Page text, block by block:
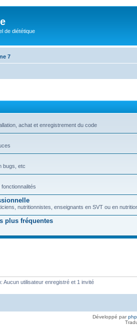
de diététique
7
achat et enregistrement du code
bugs, etc
nutritionnistes, enseignants en SVT ou en
plus fréquentes
Aucun utilisateur enregistré et 1 invité
Développé par